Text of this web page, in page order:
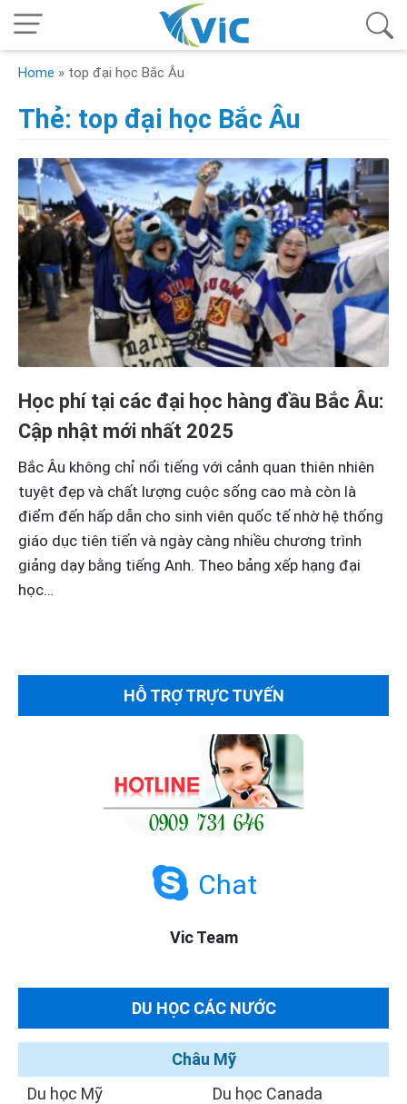
Home » top đại học Bắc Âu
Thẻ: top đại học Bắc Âu
Học phí tại các đại học hàng đầu Bắc Âu:
Cập nhật mới nhất 2025
Bắc Âu không chỉ nổi tiếng với cảnh quan thiên nhiên
tuyệt đẹp và chất lượng cuộc sống cao mà còn là
điểm đến hấp dẫn cho sinh viên quốc tế nhờ hệ thống
giáo dục tiên tiến và ngày càng nhiều chương trình
giảng dạy bằng tiếng Anh. Theo bảng xếp hạng đại
học…
HỖ TRỢ TRỰC TUYẾN
Chat
Vic Team
DU HỌC CÁC NƯỚC
Châu Mỹ
Du học Mỹ
Du học Canada